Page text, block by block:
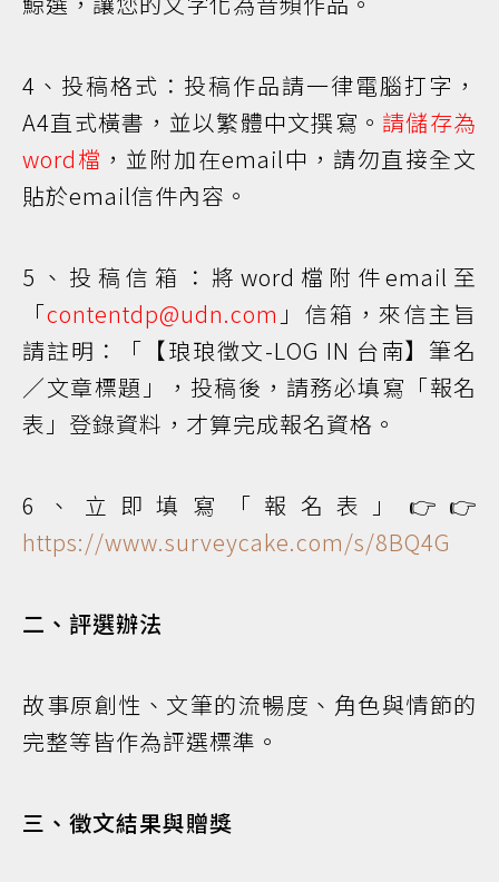
4、投稿格式：投稿作品請一律電腦打字，
A4直式橫書，並以繁體中文撰寫。 請儲存為
word檔 ，並附加在email中，請勿直接全文
貼於email信件內容。
5、投稿信箱：將word檔附件email至
「contentdp@udn.com 」信箱，來信主旨
請註明：「【琅琅徵文-LOG IN 台南】筆名
／文章標題」，投稿後，請務必填寫「報名
表」登錄資料，才算完成報名資格。
6、立即填寫「報名表」👉👉
https://www.surveycake.com/s/8BQ4G
二、評選辦法
故事原創性、文筆的流暢度、角色與情節的
完整等皆作為評選標準。
三、徵文結果與贈獎